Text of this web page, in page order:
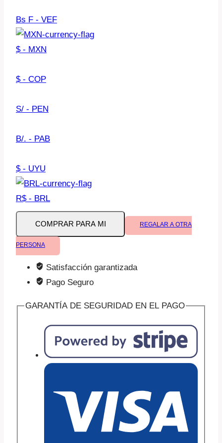
Bs F - VEF
$ - MXN
$ - COP
S/ - PEN
B/. - PAB
$ - UYU
R$ - BRL
Autonomía
movimiento
(0-
cantidad
COMPRAR PARA MI REGALAR A OTRA
PERSONA
Satisfacción garantizada
Pago Seguro
GARANTÍA DE SEGURIDAD EN EL PAGO